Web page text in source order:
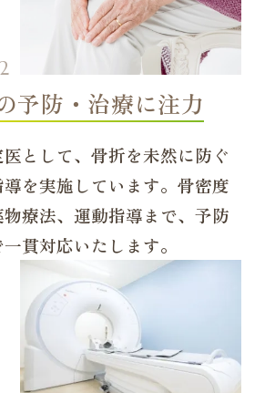
予防・治療に注力
として、骨折を未然に防ぐ
を実施しています。骨密度
療法、運動指導まで、予防
貫対応いたします。